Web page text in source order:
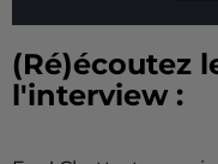
(Ré)écoutez
l'interview :